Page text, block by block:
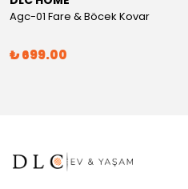
Agc-01 Fare & Böcek Kovar
₺ 699.00